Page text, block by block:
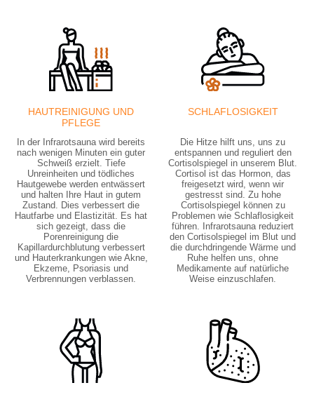
HAUTREINIGUNG UND
PFLEGE
In der Infrarotsauna wird bereits
nach wenigen Minuten ein guter
Schweiß erzielt. Tiefe
Unreinheiten und tödliches
Hautgewebe werden entwässert
und halten Ihre Haut in gutem
Zustand. Dies verbessert die
Hautfarbe und Elastizität. Es hat
sich gezeigt, dass die
Porenreinigung die
Kapillardurchblutung verbessert
und Hauterkrankungen wie Akne,
Ekzeme, Psoriasis und
Verbrennungen verblassen.
SCHLAFLOSIGKEIT
Die Hitze hilft uns, uns zu
entspannen und reguliert den
Cortisolspiegel in unserem Blut.
Cortisol ist das Hormon, das
freigesetzt wird, wenn wir
gestresst sind. Zu hohe
Cortisolspiegel können zu
Problemen wie Schlaflosigkeit
führen. Infrarotsauna reduziert
den Cortisolspiegel im Blut und
die durchdringende Wärme und
Ruhe helfen uns, ohne
Medikamente auf natürliche
Weise einzuschlafen.